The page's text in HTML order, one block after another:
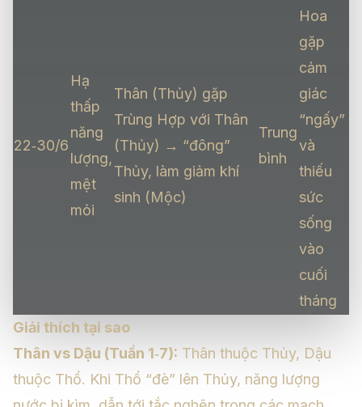
22‑30/6
Hạ
thấp
năng
lượng,
mệt
mỏi
Thân (Thủy) gặp
Trùng Hợp với Thân
(Thủy) → “đông”
Thủy, làm giảm khí
sinh (Mộc)
Trung
bình
Hoa
gặp
cảm
giác
“ngấy”
và
thiếu
sức
sống
vào
cuối
tháng
Giải thích tại sao
Thân vs Dậu (Tuần 1‑7): Thân thuộc Thủy, Dậu
thuộc Thổ. Khi Thổ “đè” lên Thủy, năng lượng